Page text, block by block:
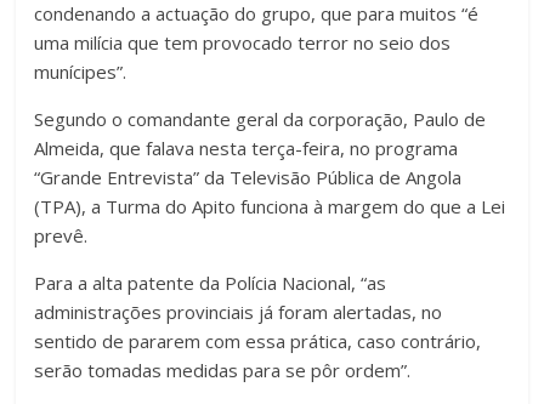
condenando a actuação do grupo, que para muitos “é
uma milícia que tem provocado terror no seio dos
munícipes”.
Segundo o comandante geral da corporação, Paulo de
Almeida, que falava nesta terça-feira, no programa
“Grande Entrevista” da Televisão Pública de Angola
(TPA), a Turma do Apito funciona à margem do que a Lei
prevê.
Para a alta patente da Polícia Nacional, “as
administrações provinciais já foram alertadas, no
sentido de pararem com essa prática, caso contrário,
serão tomadas medidas para se pôr ordem”.